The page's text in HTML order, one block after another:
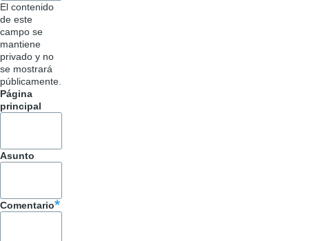
El contenido
de este
campo se
mantiene
privado y no
se mostrará
públicamente.
Página
principal
Asunto
Comentario